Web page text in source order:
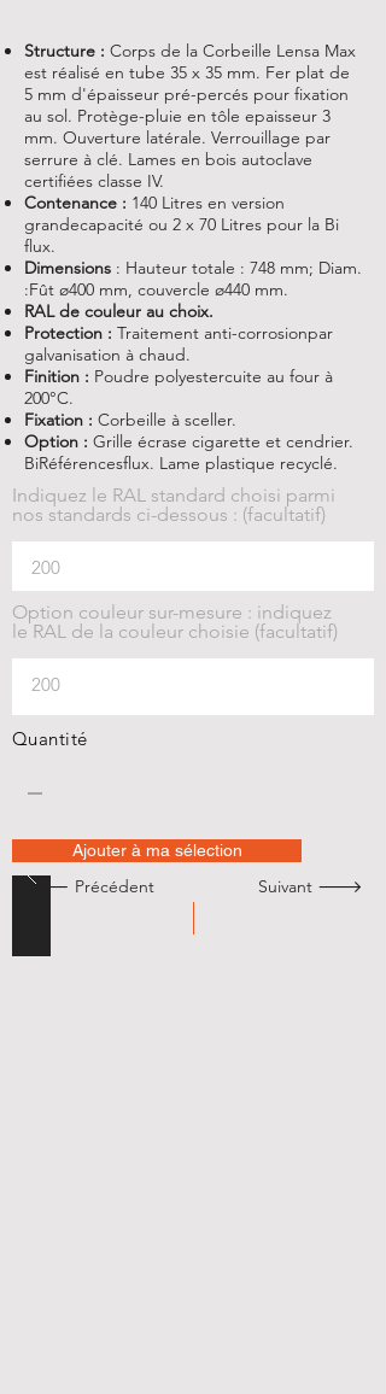
Structure : Corps de la Corbeille Lensa Max
est réalisé en tube 35 x 35 mm. Fer plat de
5 mm d'épaisseur pré-percés pour fixation
au sol. Protège-pluie en tôle epaisseur 3
mm. Ouverture latérale. Verrouillage par
serrure à clé. Lames en bois autoclave
certifiées classe IV.
Contenance : 140 Litres en version
grandecapacité ou 2 x 70 Litres pour la Bi
flux.
Dimensions : Hauteur totale : 748 mm; Diam.
:Fût ø400 mm, couvercle ø440 mm.
RAL de couleur au choix.
Protection : Traitement anti-corrosionpar
galvanisation à chaud.
Finition : Poudre polyestercuite au four à
200°C.
Fixation : Corbeille à sceller.
Option : Grille écrase cigarette et cendrier.
BiRéférencesflux. Lame plastique recyclé.
Indiquez le RAL standard choisi parmi
nos standards ci-dessous : (facultatif)
Option couleur sur-mesure : indiquez
le RAL de la couleur choisie (facultatif)
Quantité
Ajouter à ma sélection
🡐 Précédent Suivant 🡒